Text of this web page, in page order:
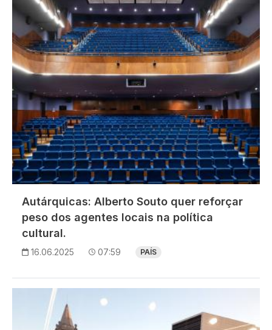
Autárquicas: Alberto Souto quer reforçar
peso dos agentes locais na política
cultural.
16.06.2025 07:59 PAÍS